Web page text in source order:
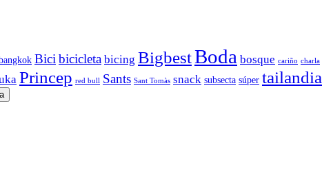
Bicibicicleta bicing BigbestBoda bosque cariño charla
Princep red bull Sants Sant Tomàs snack subsecta súper tailandia